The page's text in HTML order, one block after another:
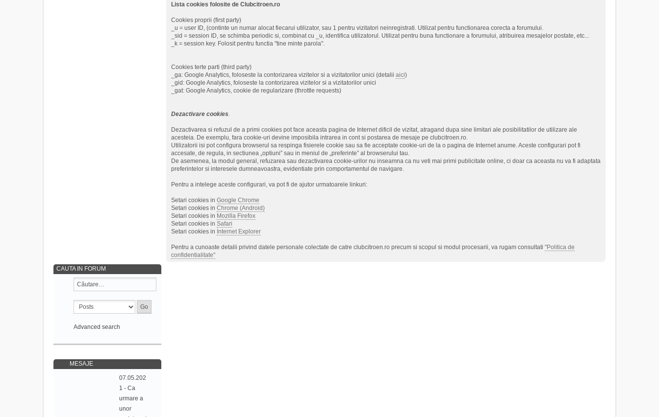
Lista cookies folosite de Clubcitroen.ro
Cookies proprii (first party)
_u = user ID, (continte un numar alocat fiecarui utilizator, sau 1 pentru vizitatori neinregistrati. Utilizat pentru functionarea corecta a forumului.
_sid = session ID, se schimba periodic si, combinat cu _u, identifica utilizatorul. Utilizat pentru buna functionare a forumului, atribuirea mesajelor postate, etc...
_k = session key. Folosit pentru functia "tine minte parola".
Cookies terte parti (third party)
_ga: Google Analytics, foloseste la contorizarea vizitelor si a vizitatorilor unici (detalii aici)
_gid: Google Analytics, foloseste la contorizarea vizitelor si a vizitatorilor unici
_gat: Google Analytics, cookie de regularizare (throttle requests)
Dezactivare cookies.
Dezactivarea si refuzul de a primi cookies pot face aceasta pagina de Internet dificil de vizitat, atragand dupa sine limitari ale posibilitatilor de utilizare ale
acesteia. De exemplu, fara cookie-uri devine imposibila intrarea in cont si postarea de mesaje pe clubcitroen.ro.
Utilizatorii isi pot configura browserul sa respinga fisierele cookie sau sa fie acceptate cookie-uri de la o pagina de Internet anume. Aceste configurari pot fi
accesate, de regula, in sectiunea „optiuni” sau in meniul de „preferinte” al browserului tau.
De asemenea, la modul general, refuzarea sau dezactivarea cookie-urilor nu inseamna ca nu veti mai primi publicitate online, ci doar ca aceasta nu va fi adaptata
preferintelor si interesele dumneavoastra, evidentiate prin comportamentul de navigare.
Pentru a intelege aceste configurari, va pot fi de ajutor urmatoarele linkuri:
Setari cookies in Google Chrome
Setari cookies in Chrome (Android)
Setari cookies in Mozilla Firefox
Setari cookies in Safari
Setari cookies in Internet Explorer
Pentru a cunoaste detalii privind datele personale colectate de catre clubcitroen.ro precum si scopul si modul procesarii, va rugam consultati "Politica de
confidentialitate"
CAUTA IN FORUM
Advanced search
MESAJE
07.05.202
1 - Ca
urmare a
unor